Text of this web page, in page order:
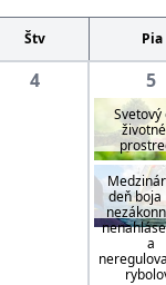
Štv Pia
4 5
Svetový
deň boja
a